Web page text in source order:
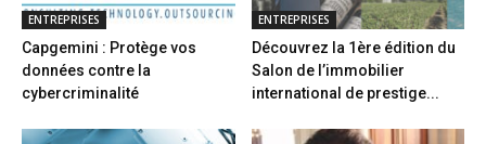
ENTREPRISES
Capgemini : Protège vos
données contre la
cybercriminalité
ENTREPRISES
Découvrez la 1ère édition du
Salon de l’immobilier
international de prestige...